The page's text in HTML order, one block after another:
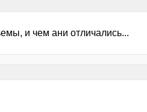
и чем ани отличались...